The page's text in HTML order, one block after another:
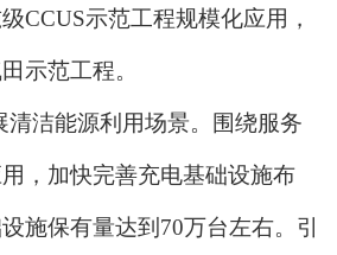
CCUS示范工程规模化应用，
示范工程。
清洁能源利用场景。围绕服务
，加快完善充电基础设施布
施保有量达到70万台左右。引